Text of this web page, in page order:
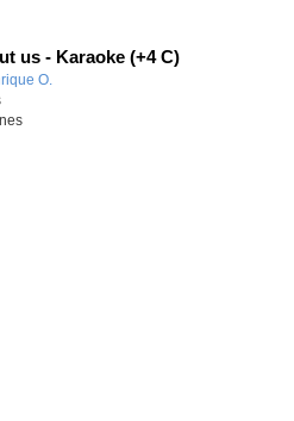
us - Karaoke (+4 C)
O.